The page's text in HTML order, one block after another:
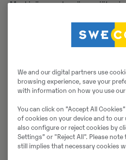
Maskinägaren kan även själv,
Martin Udd är servicechef på
ser bara fördelar med
– Det händer att en kund ringer
maskinen. Då kan vi snabbt
vara en struntsak, som att en
We and our digital partners use
browsing experience, save your
with information on how you use
You can click on ”Accept All
of cookies on your device and to our
also configure or reject cookies by
Settings” or "Reject All". Please
still implies that necessary cookies